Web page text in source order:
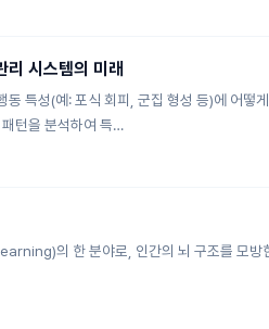
리 시스템의 미래
특성(예: 포식 회피, 군집 형성 등)에 어
턴을 분석하여 특…
의 한 분야로, 인간의 뇌 구조를 모